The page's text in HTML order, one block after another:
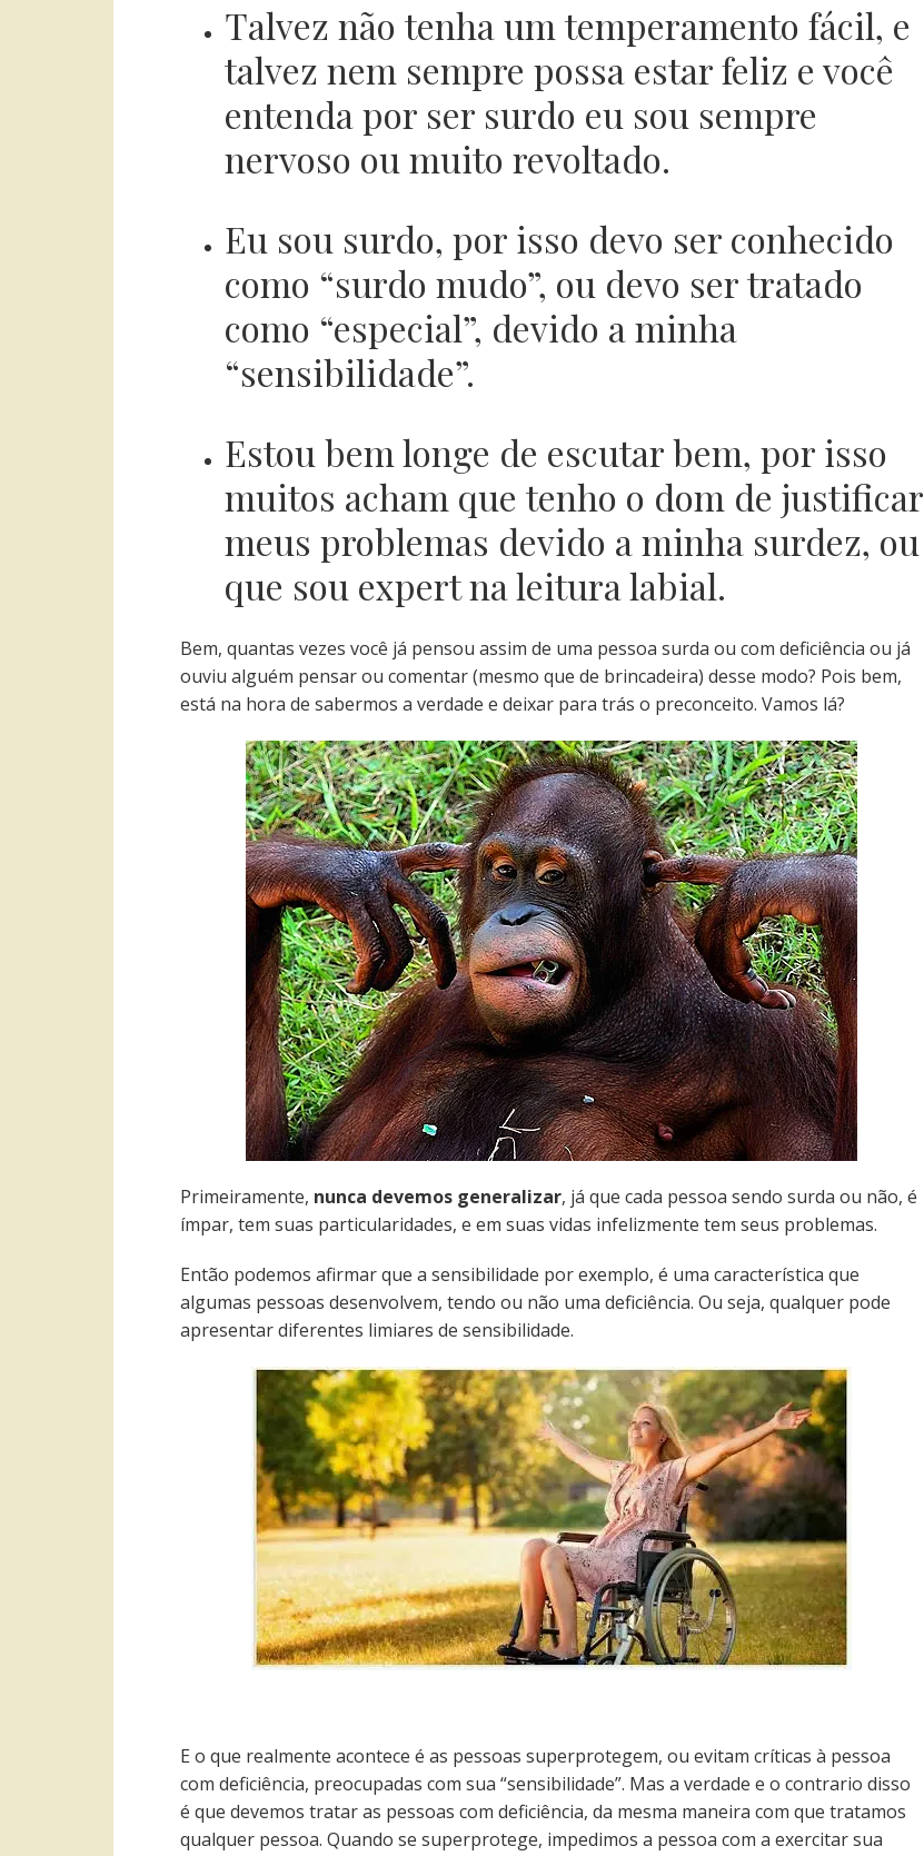
Talvez não tenha um temperamento fácil, e
talvez nem sempre possa estar feliz e você
entenda por ser surdo eu sou sempre
nervoso ou muito revoltado.
Eu sou surdo, por isso devo ser conhecido
como “surdo mudo”, ou devo ser tratado
como “especial”, devido a minha
“sensibilidade”.
Estou bem longe de escutar bem, por isso
muitos acham que tenho o dom de justificar
meus problemas devido a minha surdez, ou
que sou expert na leitura labial.
Bem, quantas vezes você já pensou assim de uma pessoa surda ou com deficiência ou já
ouviu alguém pensar ou comentar (mesmo que de brincadeira) desse modo? Pois bem,
está na hora de sabermos a verdade e deixar para trás o preconceito. Vamos lá?
Primeiramente, nunca devemos generalizar, já que cada pessoa sendo surda ou não, é
ímpar, tem suas particularidades, e em suas vidas infelizmente tem seus problemas.
Então podemos afirmar que a sensibilidade por exemplo, é uma característica que
algumas pessoas desenvolvem, tendo ou não uma deficiência. Ou seja, qualquer pode
apresentar diferentes limiares de sensibilidade.
E o que realmente acontece é as pessoas superprotegem, ou evitam críticas à pessoa
com deficiência, preocupadas com sua “sensibilidade”. Mas a verdade e o contrario disso
é que devemos tratar as pessoas com deficiência, da mesma maneira com que tratamos
qualquer pessoa. Quando se superprotege, impedimos a pessoa com a exercitar sua